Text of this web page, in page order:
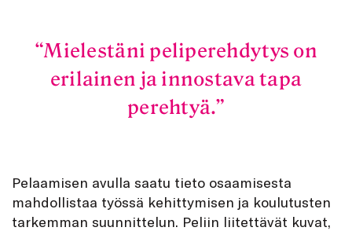
Mielestäni peliperehdytys on
erilainen ja innostava tapa
perehtyä.
Pelaamisen avulla saatu tieto osaamisesta
mahdollistaa työssä kehittymisen ja koulutusten
tarkemman suunnittelun. Peliin liitettävät kuvat,